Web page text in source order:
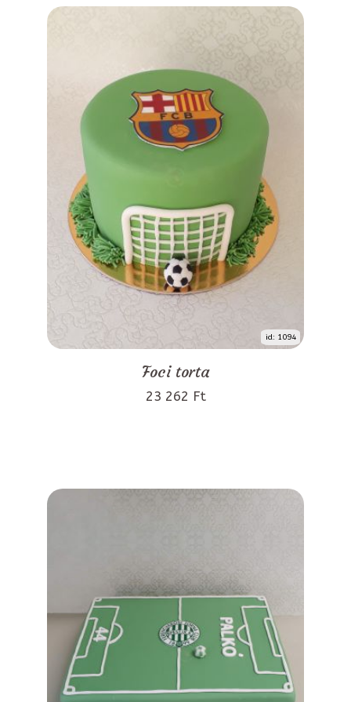
id: 1094
Foci torta
23 262 Ft